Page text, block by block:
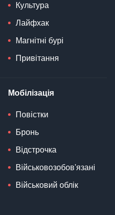
Культура
Лайфхак
Магнітні бурі
Привітання
Мобілізація
Повістки
Бронь
Відстрочка
Військовозобов'язані
Військовий облік